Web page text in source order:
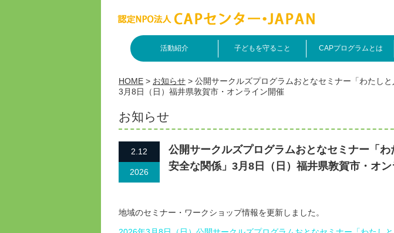
活動紹介 子どもを守ること CAPプログラムとは
HOME > お知らせ > 公開サークルズプログラムおとなセミナー「わたしと
3月8日（日）福井県敦賀市・オンライン開催
お知らせ
2.12
2026
公開サークルズプログラムおとなセミナー「わ
安全な関係」3月8日（日）福井県敦賀市・オ
地域のセミナー・ワークショップ情報を更新しました。